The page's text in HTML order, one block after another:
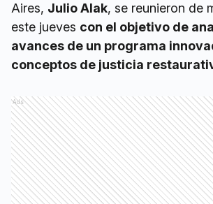
Aires, Julio Alak, se reunieron de
este jueves con el objetivo de
avances de un programa
conceptos de justicia
Ads